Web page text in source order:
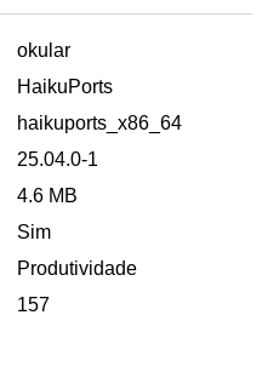
okular
HaikuPorts
haikuports_x86_64
25.04.0-1
4.6 MB
Sim
Produtividade
157